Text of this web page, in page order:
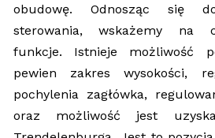
obudowę. Odnosząc się
sterowania, wskażemy na
funkcje. Istnieje możliwość
pewien zakres wysokości,
pochylenia zagłówka,
oraz możliwość jest